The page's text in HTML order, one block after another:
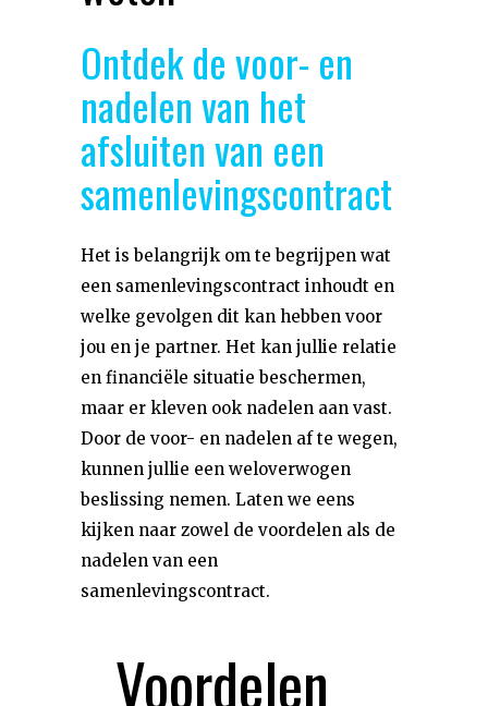
Ontdek de voor- en
nadelen van het
afsluiten van een
samenlevingscontract
Het is belangrijk om te begrijpen wat
een samenlevingscontract inhoudt en
welke gevolgen dit kan hebben voor
jou en je partner. Het kan jullie relatie
en financiële situatie beschermen,
maar er kleven ook nadelen aan vast.
Door de voor- en nadelen af te wegen,
kunnen jullie een weloverwogen
beslissing nemen. Laten we eens
kijken naar zowel de voordelen als de
nadelen van een
samenlevingscontract.
Voordelen